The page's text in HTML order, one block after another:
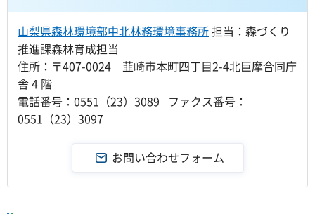
山梨県森林環境部中北林務環境事務所担当：森づくり
推進課森林育成担当
住所：〒407-0024 韮崎市本町四丁目2-4北巨摩合同庁
舎 4 階
電話番号：0551（23）3089 ファクス番号：
0551（23）3097